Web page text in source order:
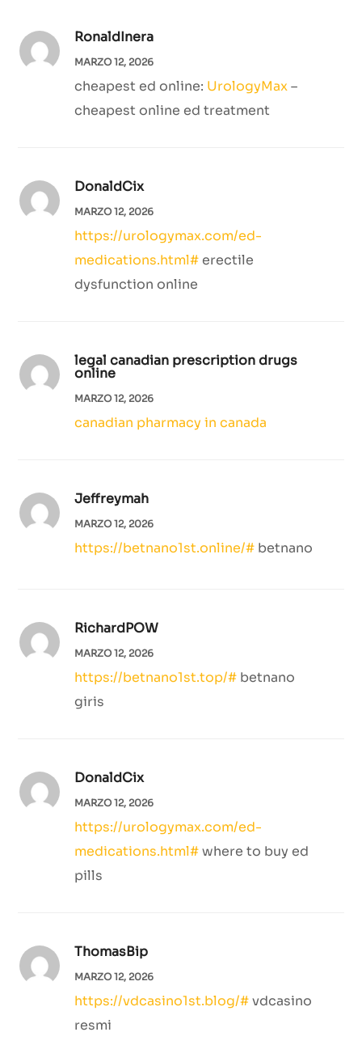
RonaldInera
MARZO 12, 2026
cheapest ed online: UrologyMax–
cheapest online ed treatment
DonaldCix
MARZO 12, 2026
https://urologymax.com/ed-
medications.html# erectile
dysfunction online
legal canadian prescription drugs
online
MARZO 12, 2026
canadian pharmacy in canada
Jeffreymah
MARZO 12, 2026
https://betnano1st.online/# betnano
RichardPOW
MARZO 12, 2026
https://betnano1st.top/# betnano
giris
DonaldCix
MARZO 12, 2026
https://urologymax.com/ed-
medications.html#where to buy ed
pills
ThomasBip
MARZO 12, 2026
https://vdcasino1st.blog/#vdcasino
resmi